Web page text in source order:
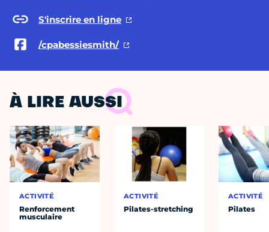
S'inscrire en ligne
/cpabessiesmith/
À LIRE AUSSI
ACTIVITÉ
Renforcement
musculaire
ACTIVITÉ
Pilates-stretching
ACTIVITÉ
Pilates